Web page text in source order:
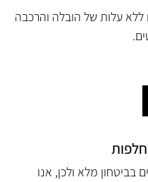
ללא עלות של הובלה והרכבה
מלא ולכן, אנו